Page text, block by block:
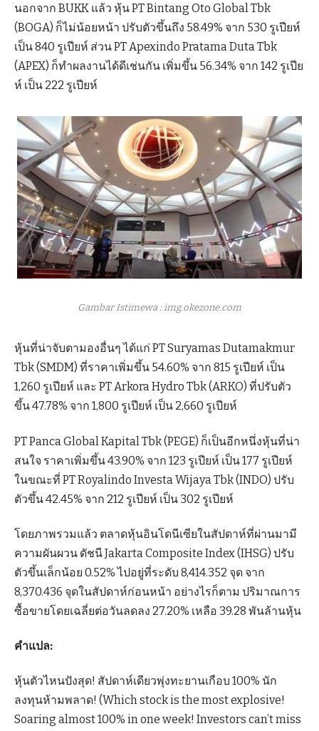
นอกจาก BUKK แล้ว หุ้น PT Bintang Oto Global Tbk
(BOGA) ก็ไม่น้อยหน้า ปรับตัวขึ้นถึง 58.49% จาก 530 รูเปียห์
เป็น 840 รูเปียห์ ส่วน PT Apexindo Pratama Duta Tbk
(APEX) ก็ทำผลงานได้ดีเช่นกัน เพิ่มขึ้น 56.34% จาก 142 รูเปีย
ห์ เป็น 222 รูเปียห์
Gambar Istimewa : img.okezone.com
หุ้นที่น่าจับตามองอื่นๆ ได้แก่ PT Suryamas Dutamakmur
Tbk (SMDM) ที่ราคาเพิ่มขึ้น 54.60% จาก 815 รูเปียห์ เป็น
1,260 รูเปียห์ และ PT Arkora Hydro Tbk (ARKO) ที่ปรับตัว
ขึ้น 47.78% จาก 1,800 รูเปียห์ เป็น 2,660 รูเปียห์
PT Panca Global Kapital Tbk (PEGE) ก็เป็นอีกหนึ่งหุ้นที่น่า
สนใจ ราคาเพิ่มขึ้น 43.90% จาก 123 รูเปียห์ เป็น 177 รูเปียห์
ในขณะที่ PT Royalindo Investa Wijaya Tbk (INDO) ปรับ
ตัวขึ้น 42.45% จาก 212 รูเปียห์ เป็น 302 รูเปียห์
โดยภาพรวมแล้ว ตลาดหุ้นอินโดนีเซียในสัปดาห์ที่ผ่านมามี
ความผันผวน ดัชนี Jakarta Composite Index (IHSG) ปรับ
ตัวขึ้นเล็กน้อย 0.52% ไปอยู่ที่ระดับ 8,414.352 จุด จาก
8,370.436 จุดในสัปดาห์ก่อนหน้า อย่างไรก็ตาม ปริมาณการ
ซื้อขายโดยเฉลี่ยต่อวันลดลง 27.20% เหลือ 39.28 พันล้านหุ้น
คำแปล:
หุ้นตัวไหนปังสุด! สัปดาห์เดียวพุ่งทะยานเกือบ 100% นัก
ลงทุนห้ามพลาด! (Which stock is the most explosive!
Soaring almost 100% in one week! Investors can’t miss